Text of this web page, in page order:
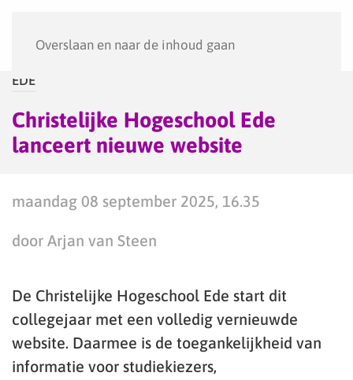
Overslaan en naar de inhoud gaan
EDE
Christelijke Hogeschool Ede
lanceert nieuwe website
maandag 08 september 2025, 16.35
door Arjan van Steen
De Christelijke Hogeschool Ede start dit
collegejaar met een volledig vernieuwde
website. Daarmee is de toegankelijkheid van
informatie voor studiekiezers,